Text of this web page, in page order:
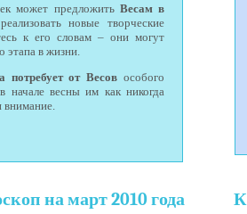
может предложить Весам в
реализовать новые творческие
к его словам – они могут
этапа в жизни.
потребует от Весов особого
начале весны им как никогда
внимание.
на март 2010 года